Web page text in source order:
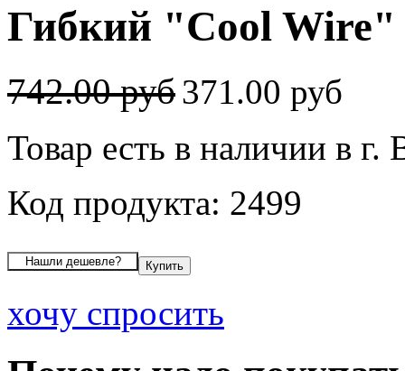
Гибкий "Cool Wire"
742.00 руб371.00 руб
Товар есть в наличии в г.
Код продукта: 2499
хочу спросить